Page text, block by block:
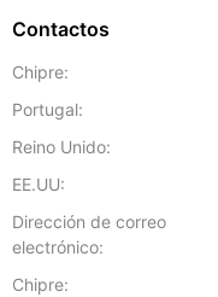
Contactos
Chipre:
Portugal:
Reino Unido:
EE.UU:
Dirección de correo
electrónico:
Chipre: